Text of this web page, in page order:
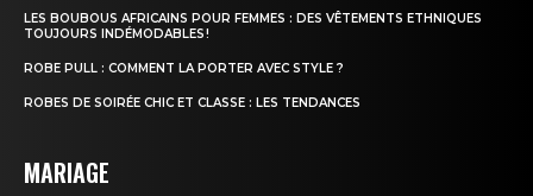
LES BOUBOUS AFRICAINS POUR FEMMES : DES VÊTEMENTS ETHNIQUES
TOUJOURS INDÉMODABLES !
ROBE PULL : COMMENT LA PORTER AVEC STYLE ?
ROBES DE SOIRÉE CHIC ET CLASSE : LES TENDANCES
MARIAGE